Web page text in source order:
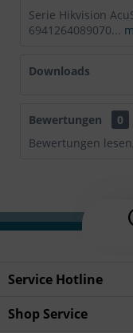
Serie Hikvision
6941264089070...
Downloads
Bewertungen
0
Bewertungen
Service Hotline
Shop Service